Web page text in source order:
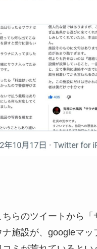
らのツイートから「
施設が、googleマッ